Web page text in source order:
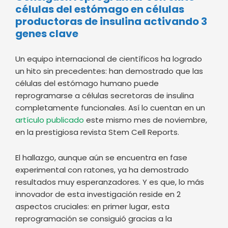
células del estómago en células
productoras de insulina activando 3
genes clave
Un equipo internacional de científicos ha logrado
un hito sin precedentes: han demostrado que las
células del estómago humano puede
reprogramarse a células secretoras de insulina
completamente funcionales. Así lo cuentan en un
artículo publicado este mismo mes de noviembre,
en la prestigiosa revista Stem Cell Reports.
El hallazgo, aunque aún se encuentra en fase
experimental con ratones, ya ha demostrado
resultados muy esperanzadores. Y es que, lo más
innovador de esta investigación reside en 2
aspectos cruciales: en primer lugar, esta
reprogramación se consiguió gracias a la